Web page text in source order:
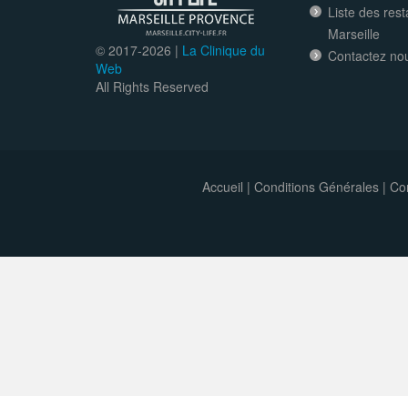
© 2017-2026 | La Clinique du
Web
All Rights Reserved
Liste des
Marseille
Contactez
Accueil | Conditions Générales|